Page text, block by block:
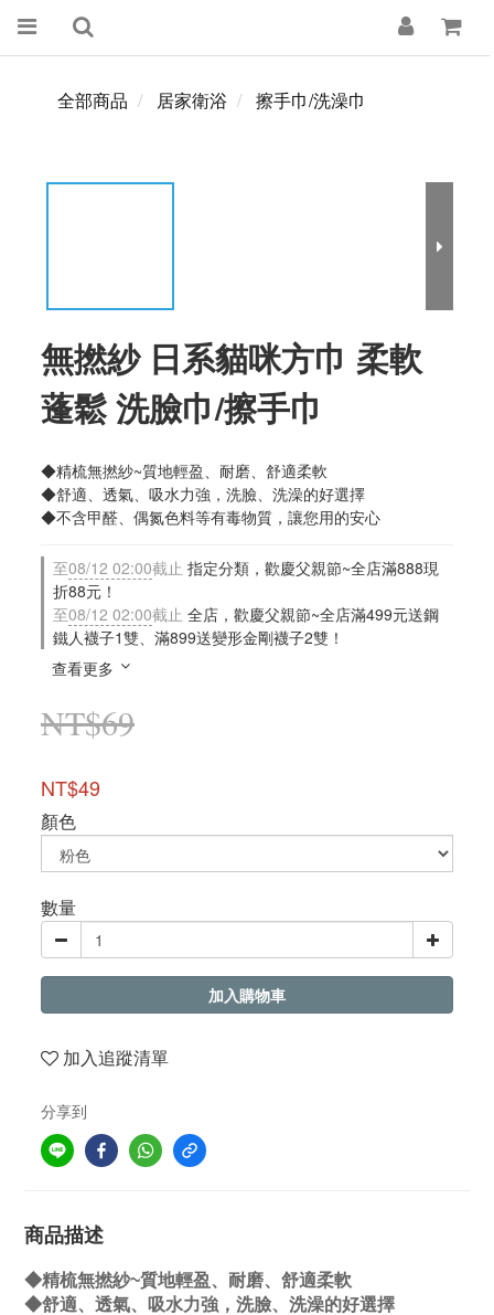
全部商品 居家衛浴 擦手巾/洗澡巾
無撚紗 日系貓咪方巾 柔軟
蓬鬆 洗臉巾/擦手巾
◆精梳無撚紗~質地輕盈、耐磨、舒適柔軟
◆舒適、透氣、吸水力強，洗臉、洗澡的好選擇
◆不含甲醛、偶氮色料等有毒物質，讓您用的安心
至08/12 02:00截止 指定分類，歡慶父親節~全店滿888現
折88元！
至08/12 02:00截止 全店，歡慶父親節~全店滿499元送鋼
鐵人襪子1雙、滿899送變形金剛襪子2雙！
查看更多
NT$69
NT$49
顏色
數量
加入購物車
加入追蹤清單
分享到
商品描述
◆精梳無撚紗~質地輕盈、耐磨、舒適柔軟
◆舒適、透氣、吸水力強，洗臉、洗澡的好選擇